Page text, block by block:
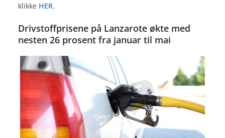
klikke HER.
Drivstoffprisene på Lanzarote økte med
nesten 26 prosent fra januar til mai